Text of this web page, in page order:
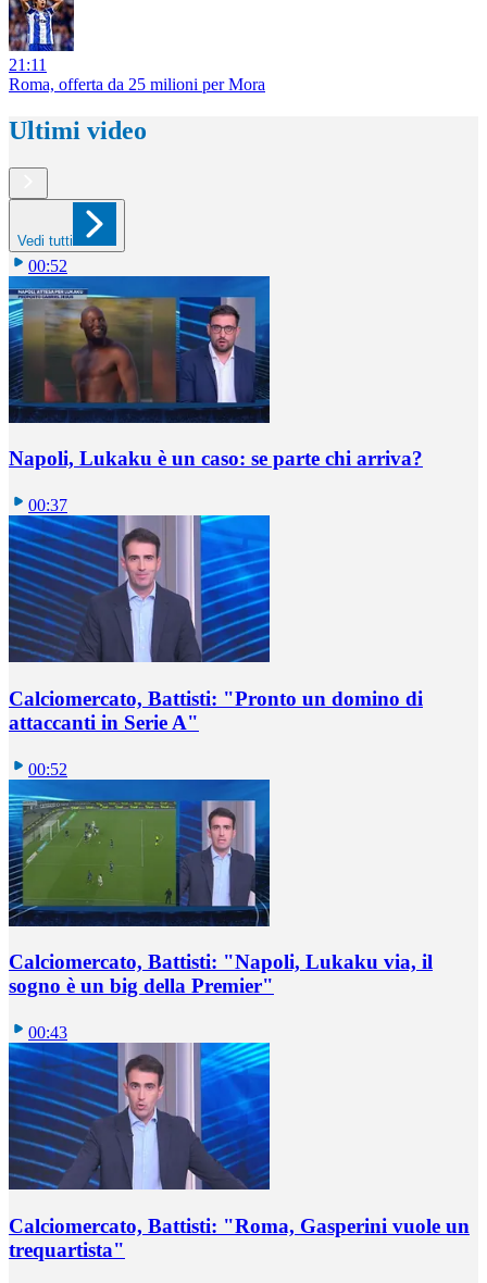
21:11
Roma, offerta da 25 milioni per Mora
Ultimi video
Vedi tutti
00:52
Napoli, Lukaku è un caso: se parte chi arriva?
00:37
Calciomercato, Battisti: "Pronto un domino di
attaccanti in Serie A"
00:52
Calciomercato, Battisti: "Napoli, Lukaku via, il
sogno è un big della Premier"
00:43
Calciomercato, Battisti: "Roma, Gasperini vuole un
trequartista"